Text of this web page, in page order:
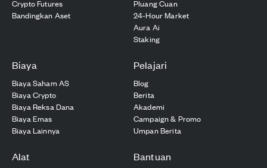
Crypto Futures
Bandingkan Aset
Pluang Cuan
24-Hour Market
Aura Ai
Staking
Biaya
Biaya Saham AS
Biaya Crypto
Biaya Reksa Dana
Biaya Emas
Biaya Lainnya
Pelajari
Blog
Berita
Akademi
Campaign & Promo
Umpan Berita
Alat Bantuan